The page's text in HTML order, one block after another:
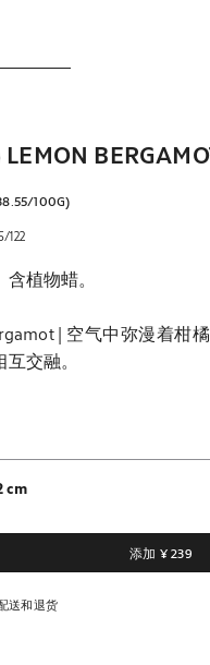
/100G)
122
植物蜡。
| 空气中弥漫着柑
交融。
柑、枸橼、柠檬、柠檬草
木香、香根草、雪松木、
cm
量
单位
添加 ¥ 239
送和退货